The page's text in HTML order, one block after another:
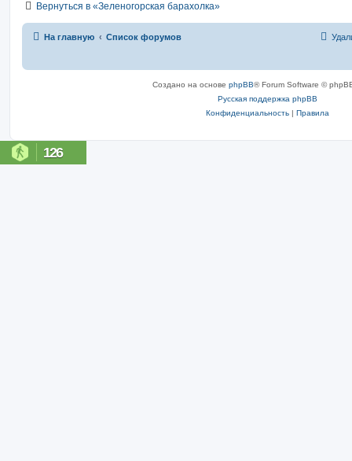
Вернуться в «Зеленогорская барахолка»
На главную Список форумов
Создано на основе phpBB® Forum Software ©
Русская поддержка phpBB
Конфиденциальность | Правила
126